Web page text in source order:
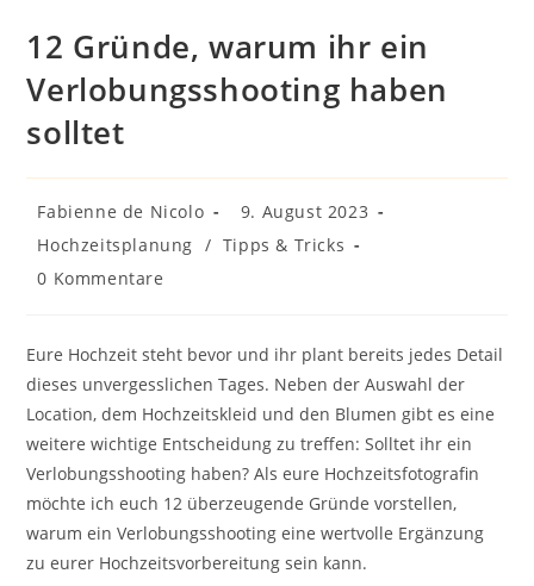
12 Gründe, warum ihr ein
Verlobungsshooting haben
solltet
Beitrags-
Fabienne de Nicolo
Beitrag
9. August 2023
Beitrags-
Hochzeitsplanung / Tipps & Tricks
Beitrags-
0 Kommentare
Eure Hochzeit steht bevor und ihr plant bereits jedes Detail
dieses unvergesslichen Tages. Neben der Auswahl der
Location, dem Hochzeitskleid und den Blumen gibt es eine
weitere wichtige Entscheidung zu treffen: Solltet ihr ein
Verlobungsshooting haben? Als eure Hochzeitsfotografin
möchte ich euch 12 überzeugende Gründe vorstellen,
warum ein Verlobungsshooting eine wertvolle Ergänzung
zu eurer Hochzeitsvorbereitung sein kann.